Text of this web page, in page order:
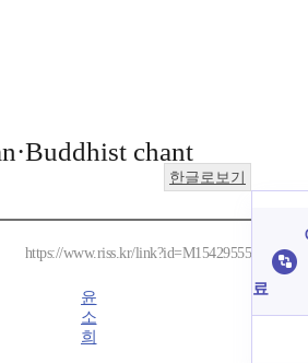
chant
한글로보기
https://www.riss.kr/link?id=M15429555
윤
소
희
료